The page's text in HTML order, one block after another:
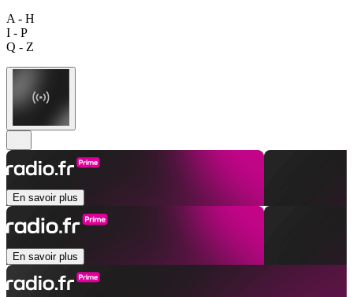
A - H
I - P
Q - Z
En savoir plus
En savoir plus